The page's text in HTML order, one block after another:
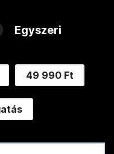
Egyszeri
49 990 Ft